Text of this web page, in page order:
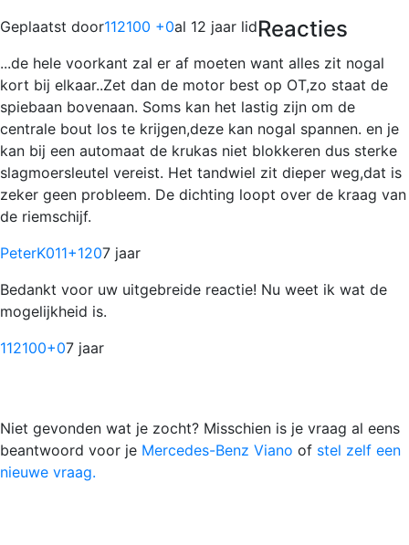
Geplaatst door112100 +0al 12 jaar lidReacties
...de hele voorkant zal er af moeten want alles zit nogal
kort bij elkaar..Zet dan de motor best op OT,zo staat de
spiebaan bovenaan. Soms kan het lastig zijn om de
centrale bout los te krijgen,deze kan nogal spannen. en je
kan bij een automaat de krukas niet blokkeren dus sterke
slagmoersleutel vereist. Het tandwiel zit dieper weg,dat is
zeker geen probleem. De dichting loopt over de kraag van
de riemschijf.
PeterK011+1207 jaar
Bedankt voor uw uitgebreide reactie! Nu weet ik wat de
mogelijkheid is.
112100+07 jaar
Niet gevonden wat je zocht? Misschien is je vraag al eens
beantwoord voor je Mercedes-Benz Viano of stel zelf een
nieuwe vraag.